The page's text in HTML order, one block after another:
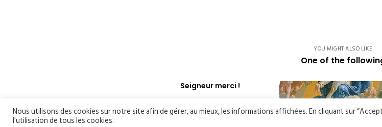
YOU MIGHT ALSO LIKE
One of the
Seigneur merci !
Nous utilisons des cookies sur notre site afin de gérer, au mieux, les informations affichées. En cliquant sur
l'utilisation de tous les cookies.